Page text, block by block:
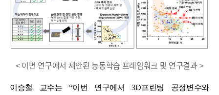
< 이번 연구에서 제안된 능동학습 프레임워크 및 연구결과 >
이승철 교수는“이번 연구에서3D프린팅 공정변수와